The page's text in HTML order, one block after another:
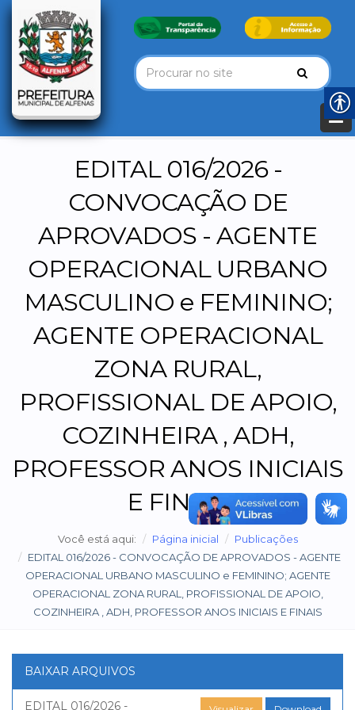
EDITAL 016/2026 -
CONVOCAÇÃO DE
APROVADOS - AGENTE
OPERACIONAL URBANO
MASCULINO e FEMININO;
AGENTE OPERACIONAL
ZONA RURAL,
PROFISSIONAL DE APOIO,
COZINHEIRA , ADH,
PROFESSOR ANOS INICIAIS
E FINAIS
Você está aqui: Página inicial
Publicações
EDITAL 016/2026 - CONVOCAÇÃO DE APROVADOS - AGENTE
OPERACIONAL URBANO MASCULINO e FEMININO; AGENTE
OPERACIONAL ZONA RURAL, PROFISSIONAL DE APOIO,
COZINHEIRA , ADH, PROFESSOR ANOS INICIAIS E FINAIS
BAIXAR ARQUIVOS
EDITAL 016/2026 -